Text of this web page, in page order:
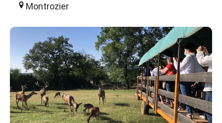
Montrozier